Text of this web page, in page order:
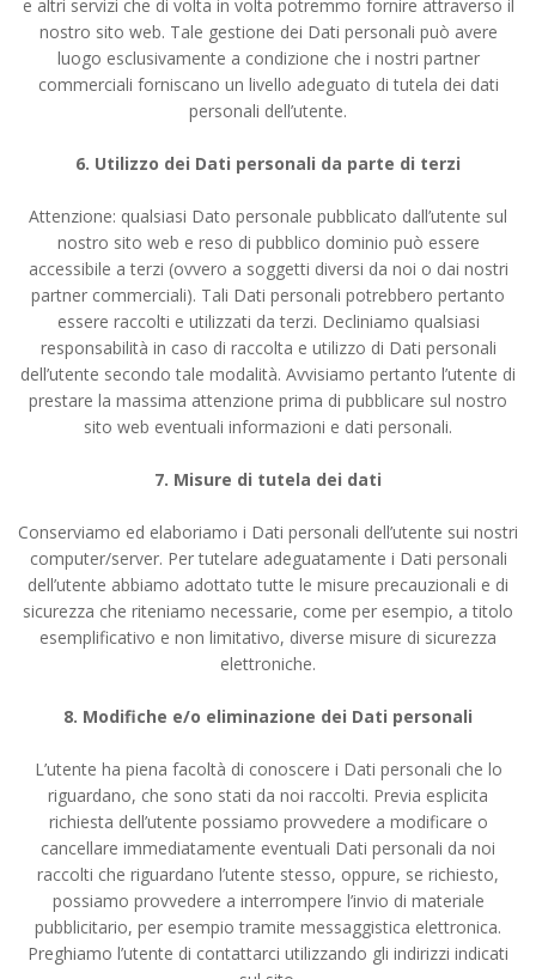
e altri servizi che di volta in volta potremmo fornire attraverso il
nostro sito web. Tale gestione dei Dati personali può avere
luogo esclusivamente a condizione che i nostri partner
commerciali forniscano un livello adeguato di tutela dei dati
personali dell’utente.
6. Utilizzo dei Dati personali da parte di terzi
Attenzione: qualsiasi Dato personale pubblicato dall’utente sul
nostro sito web e reso di pubblico dominio può essere
accessibile a terzi (ovvero a soggetti diversi da noi o dai nostri
partner commerciali). Tali Dati personali potrebbero pertanto
essere raccolti e utilizzati da terzi. Decliniamo qualsiasi
responsabilità in caso di raccolta e utilizzo di Dati personali
dell’utente secondo tale modalità. Avvisiamo pertanto l’utente di
prestare la massima attenzione prima di pubblicare sul nostro
sito web eventuali informazioni e dati personali.
7. Misure di tutela dei dati
Conserviamo ed elaboriamo i Dati personali dell’utente sui nostri
computer/server. Per tutelare adeguatamente i Dati personali
dell’utente abbiamo adottato tutte le misure precauzionali e di
sicurezza che riteniamo necessarie, come per esempio, a titolo
esemplificativo e non limitativo, diverse misure di sicurezza
elettroniche.
8. Modifiche e/o eliminazione dei Dati personali
L’utente ha piena facoltà di conoscere i Dati personali che lo
riguardano, che sono stati da noi raccolti. Previa esplicita
richiesta dell’utente possiamo provvedere a modificare o
cancellare immediatamente eventuali Dati personali da noi
raccolti che riguardano l’utente stesso, oppure, se richiesto,
possiamo provvedere a interrompere l’invio di materiale
pubblicitario, per esempio tramite messaggistica elettronica.
Preghiamo l’utente di contattarci utilizzando gli indirizzi indicati